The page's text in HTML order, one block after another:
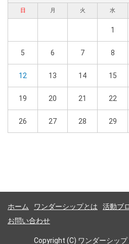
日 月 火 水
1
5 6 7 8
12 13 14 15
19 20 21 22
26 27 28 29
ホーム ワンダーシップとは 活動ブ
お問い合わせ
Copyright (C) ワンダーシップ